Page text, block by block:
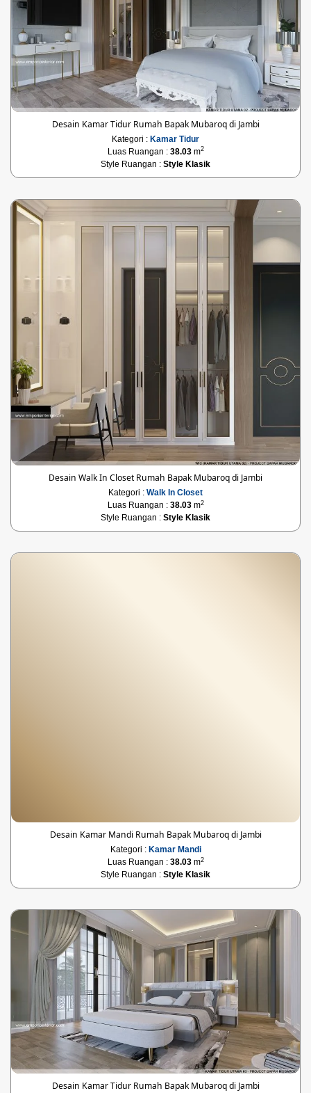
Desain Kamar Tidur Rumah Bapak Mubaroq di Jambi
Kategori : Kamar Tidur
Luas Ruangan : 38.03m2
Style Ruangan : Style Klasik
Desain Walk In Closet Rumah Bapak Mubaroq di Jambi
Kategori : Walk In Closet
Luas Ruangan : 38.03m2
Style Ruangan : Style Klasik
Desain Kamar Mandi Rumah Bapak Mubaroq di Jambi
Kategori : Kamar Mandi
Luas Ruangan : 38.03m2
Style Ruangan : Style Klasik
Desain Kamar Tidur Rumah Bapak Mubaroq di Jambi